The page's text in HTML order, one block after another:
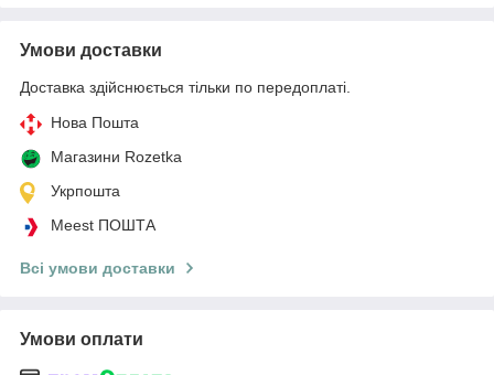
Умови доставки
Доставка здійснюється тільки по передоплаті.
Нова Пошта
Магазини Rozetka
Укрпошта
Meest ПОШТА
Всі умови доставки
Умови оплати